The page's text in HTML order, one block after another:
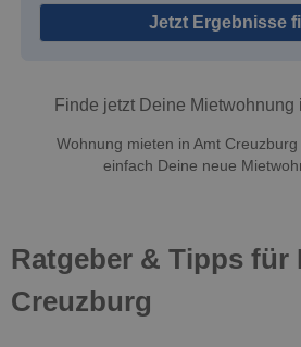
Jetzt Ergebnisse
Finde jetzt Deine Mietwohnung
Wohnung mieten in Amt
einfach Deine neue
Ratgeber & Tipps für
Creuzburg